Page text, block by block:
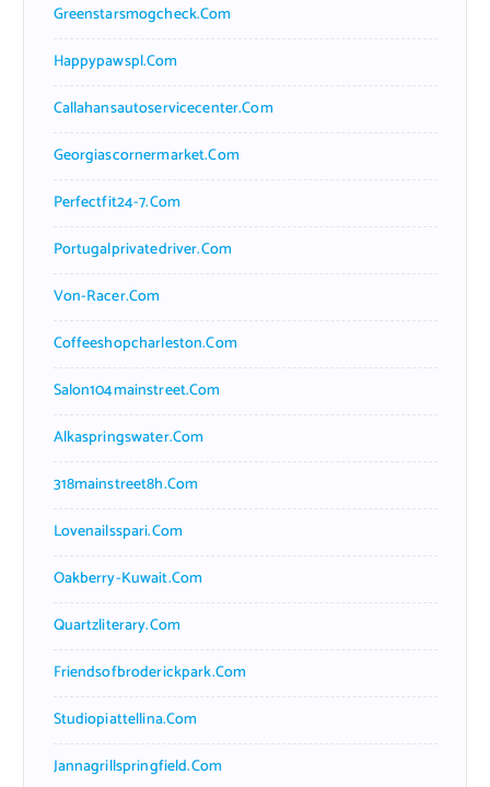
Greenstarsmogcheck.com
Happypawspl.com
Callahansautoservicecenter.com
Georgiascornermarket.com
Perfectfit24-7.com
Portugalprivatedriver.com
Von-Racer.com
Coffeeshopcharleston.com
Salon104mainstreet.com
Alkaspringswater.com
318mainstreet8h.com
Lovenailsspari.com
Oakberry-Kuwait.com
Quartzliterary.com
Friendsofbroderickpark.com
Studiopiattellina.com
Jannagrillspringfield.com